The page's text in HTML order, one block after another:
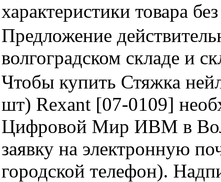
характеристики товара
Предложение
волгоградском складе и
Чтобы купить Стяжка
шт) Rexant [07-0109]
Цифровой Мир ИВМ в
заявку на электронную
городской телефон).